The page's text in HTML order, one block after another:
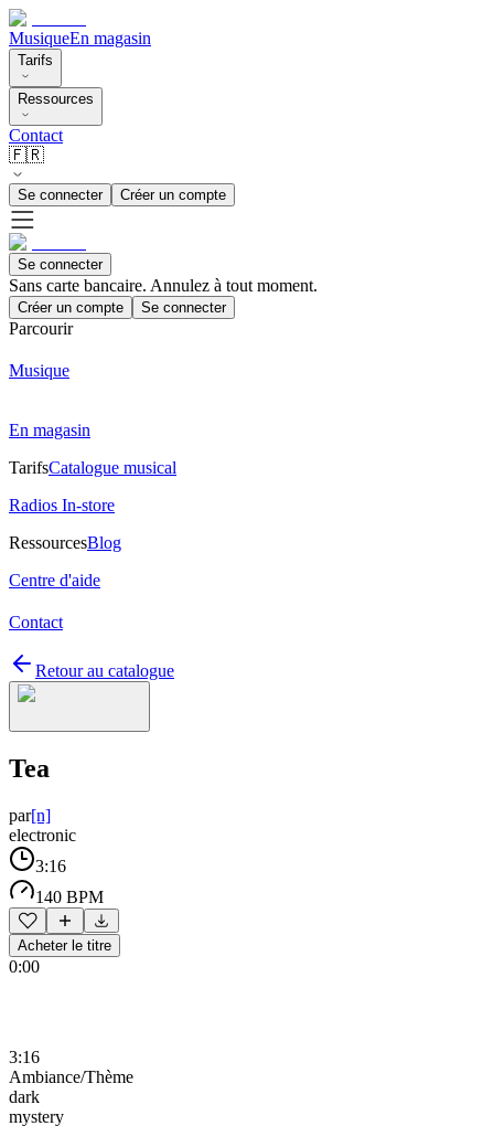
MusiqueEn magasin
Tarifs
Ressources
Contact
🇫🇷
Se connecter Créer un compte
Se connecter
Sans carte bancaire. Annulez à tout moment.
Créer un compte Se connecter
Parcourir
Musique
En magasin
TarifsCatalogue musical
Radios In-store
RessourcesBlog
Centre d'aide
Contact
Retour au catalogue
Tea
par[n]
electronic
3:16
140 BPM
Acheter le titre
0:00
3:16
Ambiance/Thème
dark
mystery